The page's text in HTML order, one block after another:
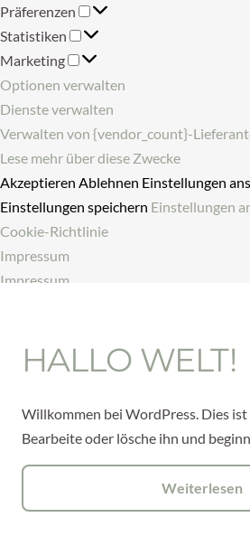
Präferenzen
Präferenzen
Statistiken
Statistiken
Marketing
Marketing
Optionen verwalten
Dienste verwalten
Verwalten von {vendor_count}-
Lese mehr über diese Zwecke
Akzeptieren Ablehnen Einstellungen
Einstellungen speichern Einstellungen
Cookie-Richtlinie
Impressum
Impressum
HALLO WELT!
Willkommen bei WordPress. Dies ist
Bearbeite oder lösche ihn und
Weiterlesen